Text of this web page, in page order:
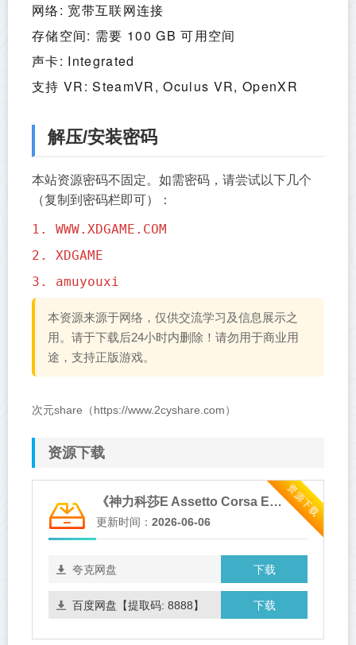
网络: 宽带互联网连接
存储空间: 需要 100 GB 可用空间
声卡: Integrated
支持 VR: SteamVR, Oculus VR, OpenXR
解压/安装密码
本站资源密码不固定。如需密码，请尝试以下几个
（复制到密码栏即可）：
1. WWW.XDGAME.COM
2. XDGAME
3. amuyouxi
本资源来源于网络，仅供交流学习及信息展示之
用。请于下载后24小时内删除！请勿用于商业用
途，支持正版游戏。
次元share（https://www.2cyshare.com）
资源下载
资源下载
《神力科莎E Assetto Corsa EVO》VO-v0.7.0免安装英文版
更新时间： 2026-06-06
下载
夸克网盘
下载
百度网盘【提取码: 8888】